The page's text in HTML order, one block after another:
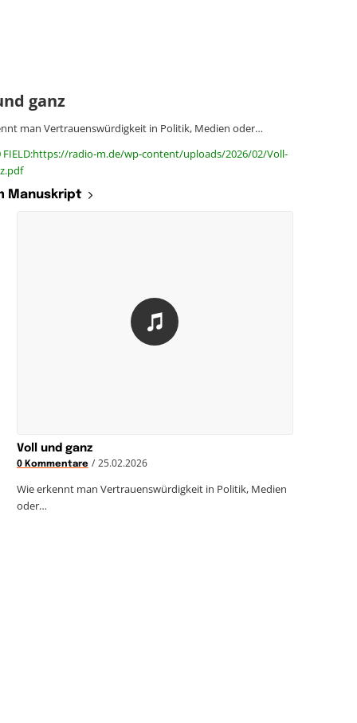
ganz
man Vertrauenswürdigkeit in Politik, Medien oder…
FIELD:https://radio-m.de/wp-content/uploads/2026/02/Voll-
Manuskript
Voll und ganz
0 Kommentare / 25.02.2026
Wie erkennt man Vertrauenswürdigkeit in Politik, Medien
oder…